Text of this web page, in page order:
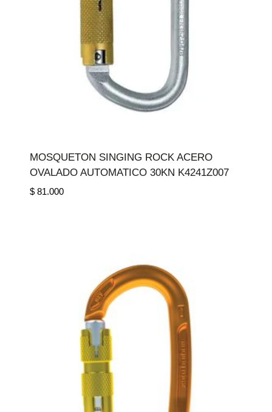
MOSQUETON SINGING ROCK ACERO
OVALADO AUTOMATICO 30KN K4241Z007
$81.000